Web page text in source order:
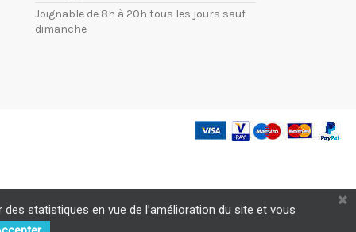
Joignable de 8h à 20h tous les jours sauf
dimanche
statistiques en vue de l’amélioration du site et vous